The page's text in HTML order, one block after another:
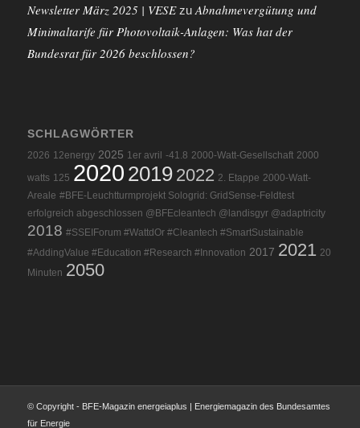
Newsletter März 2025 | VESEzu Abnahmevergütung und
Minimaltarife für Photovoltaik-Anlagen: Was hat der
Bundesrat für 2026 beschlossen?
SCHLAGWÖRTER
2026 12energy 2025 1er avril -41.8 2000-Watt-Gesellschaft 2000
watts 125 2020 2019 2022 2. Etappe 2000-Watt-
Areale #BFE-Leuchtturmprojekt Sologrid: GridSense-Feldtest
erfolgreich abgeschlossen @BFEcleantech @landisgyr @adaptricity
2018 #SSEIForum #WattdOr #Cleantech #SmartSustainable
#AddingValue #Education #Research #Innovation 2017 2021 20
Minuten 2050
© Copyright - BFE-Magazin energeiaplus | Energiemagazin des Bundesamtes
für Energie